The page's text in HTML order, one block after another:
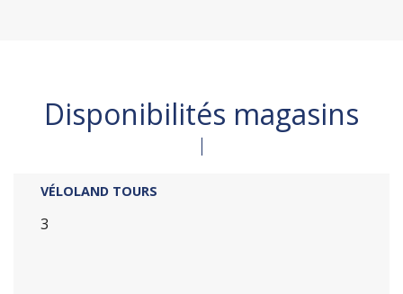
Disponibilités magasins
VÉLOLAND TOURS
3